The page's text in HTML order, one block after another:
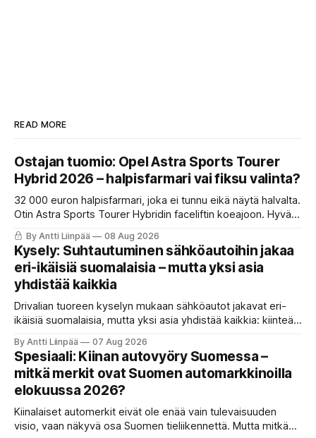
READ MORE
Ostajan tuomio: Opel Astra Sports Tourer
Hybrid 2026 – halpisfarmari vai fiksu valinta?
32 000 euron halpisfarmari, joka ei tunnu eikä näytä halvalta.
Otin Astra Sports Tourer Hybridin faceliftin koeajoon. Hyvä
istuin, oikeita nappeja ja kevythybridi, joka toimii ihan ok.
Mutta ne viiveet ja se nykiminen? Katso ja lue koko tuomio.
By Antti Liinpää 08 Aug 2026
Kysely: Suhtautuminen sähköautoihin jakaa
eri-ikäisiä suomalaisia – mutta yksi asia
yhdistää kaikkia
Drivalian tuoreen kyselyn mukaan sähköautot jakavat eri-
ikäisiä suomalaisia, mutta yksi asia yhdistää kaikkia: kiinteät
valittaessa.
By Antti Liinpää 07 Aug 2026
Spesiaali: Kiinan autovyöry Suomessa –
mitkä merkit ovat Suomen automarkkinoilla
elokuussa 2026?
Kiinalaiset automerkit eivät ole enää vain tulevaisuuden
visio, vaan näkyvä osa Suomen tieliikennettä. Mutta mitkä